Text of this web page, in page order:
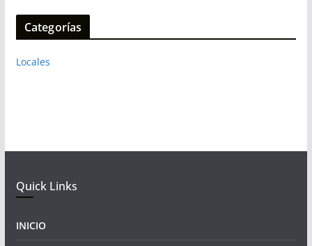
Categorías
Locales
Quick Links
INICIO